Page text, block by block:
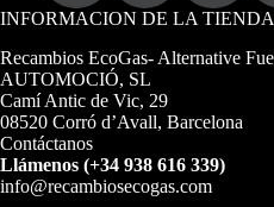
INFORMACION DE LA TIENDA
Recambios EcoGas- Alternative
AUTOMOCIÓ, SL
Camí Antic de Vic, 29
08520 Corró d’Avall, Barcelona
Contáctanos
Llámenos (+34 938 616 339)
info@recambiosecogas.com